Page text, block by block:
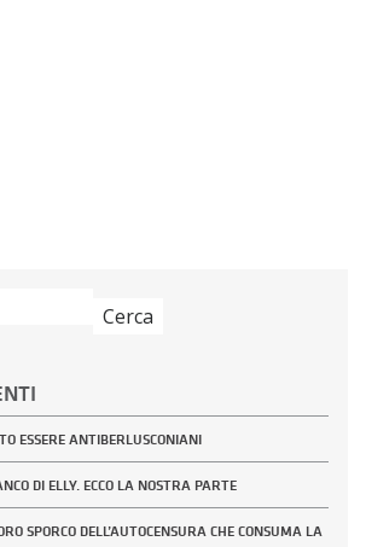
ESSERE ANTIBERLUSCONIANI
DI ELLY. ECCO LA NOSTRA PARTE
SPORCO DELL’AUTOCENSURA CHE CONSUMA LA